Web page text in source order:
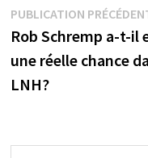
Navigation
de
l’article
PUBLICATION
Rob Schremp a-t-il
une réelle chance
LNH?